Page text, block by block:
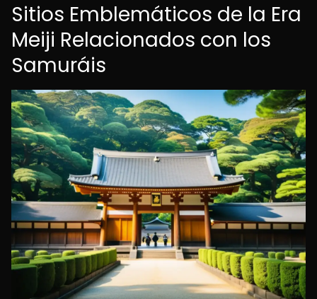
Sitios Emblemáticos de la Era
Meiji Relacionados con los
Samuráis